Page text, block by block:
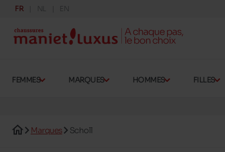
FR NL EN
FEMMES MARQUES HOMMES FILLES
Marques Scholl